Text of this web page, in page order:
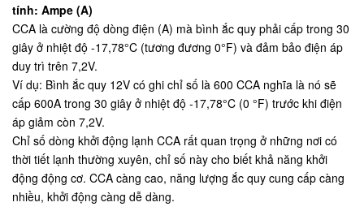
tính: Ampe (A)
CCA là cường độ dòng điện (A) mà bình ắc quy phải cấp trong 30
giây ở nhiệt độ -17,78°C (tương đương 0°F) và đảm bảo điện áp
duy trì trên 7,2V.
Ví dụ: Bình ắc quy 12V có ghi chỉ số là 600 CCA nghĩa là nó sẽ
cấp 600A trong 30 giây ở nhiệt độ -17,78°C (0 °F) trước khi điện
áp giảm còn 7,2V.
Chỉ số dòng khởi động lạnh CCA rất quan trọng ở những nơi có
thời tiết lạnh thường xuyên, chỉ số này cho biết khả năng khởi
động động cơ. CCA càng cao, năng lượng ắc quy cung cấp càng
nhiều, khởi động càng dễ dàng.